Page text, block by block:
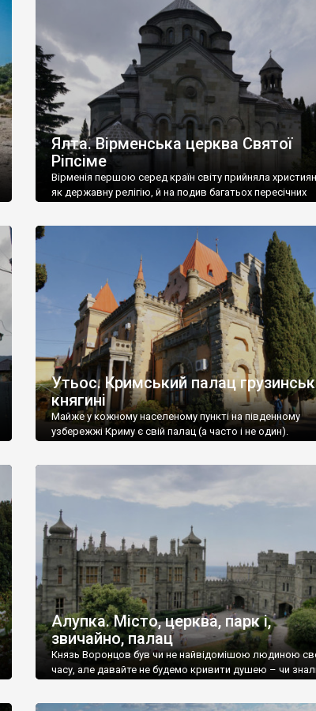
називаються «повстяками» (postaki)…” “Вино. Крим
виробляє відмінне вино і його вдосталь: воно все
легке біле і дуже […]
Ялта. Вірменська церква Святої
Ріпсіме
Вірменія першою серед країн світу прийняла
як державну релігію, й на подив багатьох пересічних
Утьос. Кримський палац
княгині
Майже у кожному населеному пункті на південному
узбережжі Криму є свій палац (а часто і не один).
Алупка. Місто, церква, парк і,
звичайно, палац
Князь Воронцов був чи не найвідомішою людиною
часу, але давайте не будемо кривити душею – чи